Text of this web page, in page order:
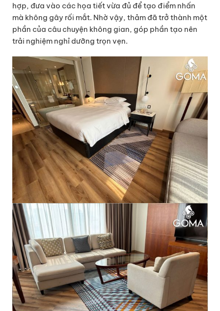
hợp, đưa vào các họa tiết vừa đủ để tạo điểm nhấn
mà không gây rối mắt. Nhờ vậy, thảm đã trở thành một
phần của câu chuyện không gian, góp phần tạo nên
trải nghiệm nghỉ dưỡng trọn vẹn.